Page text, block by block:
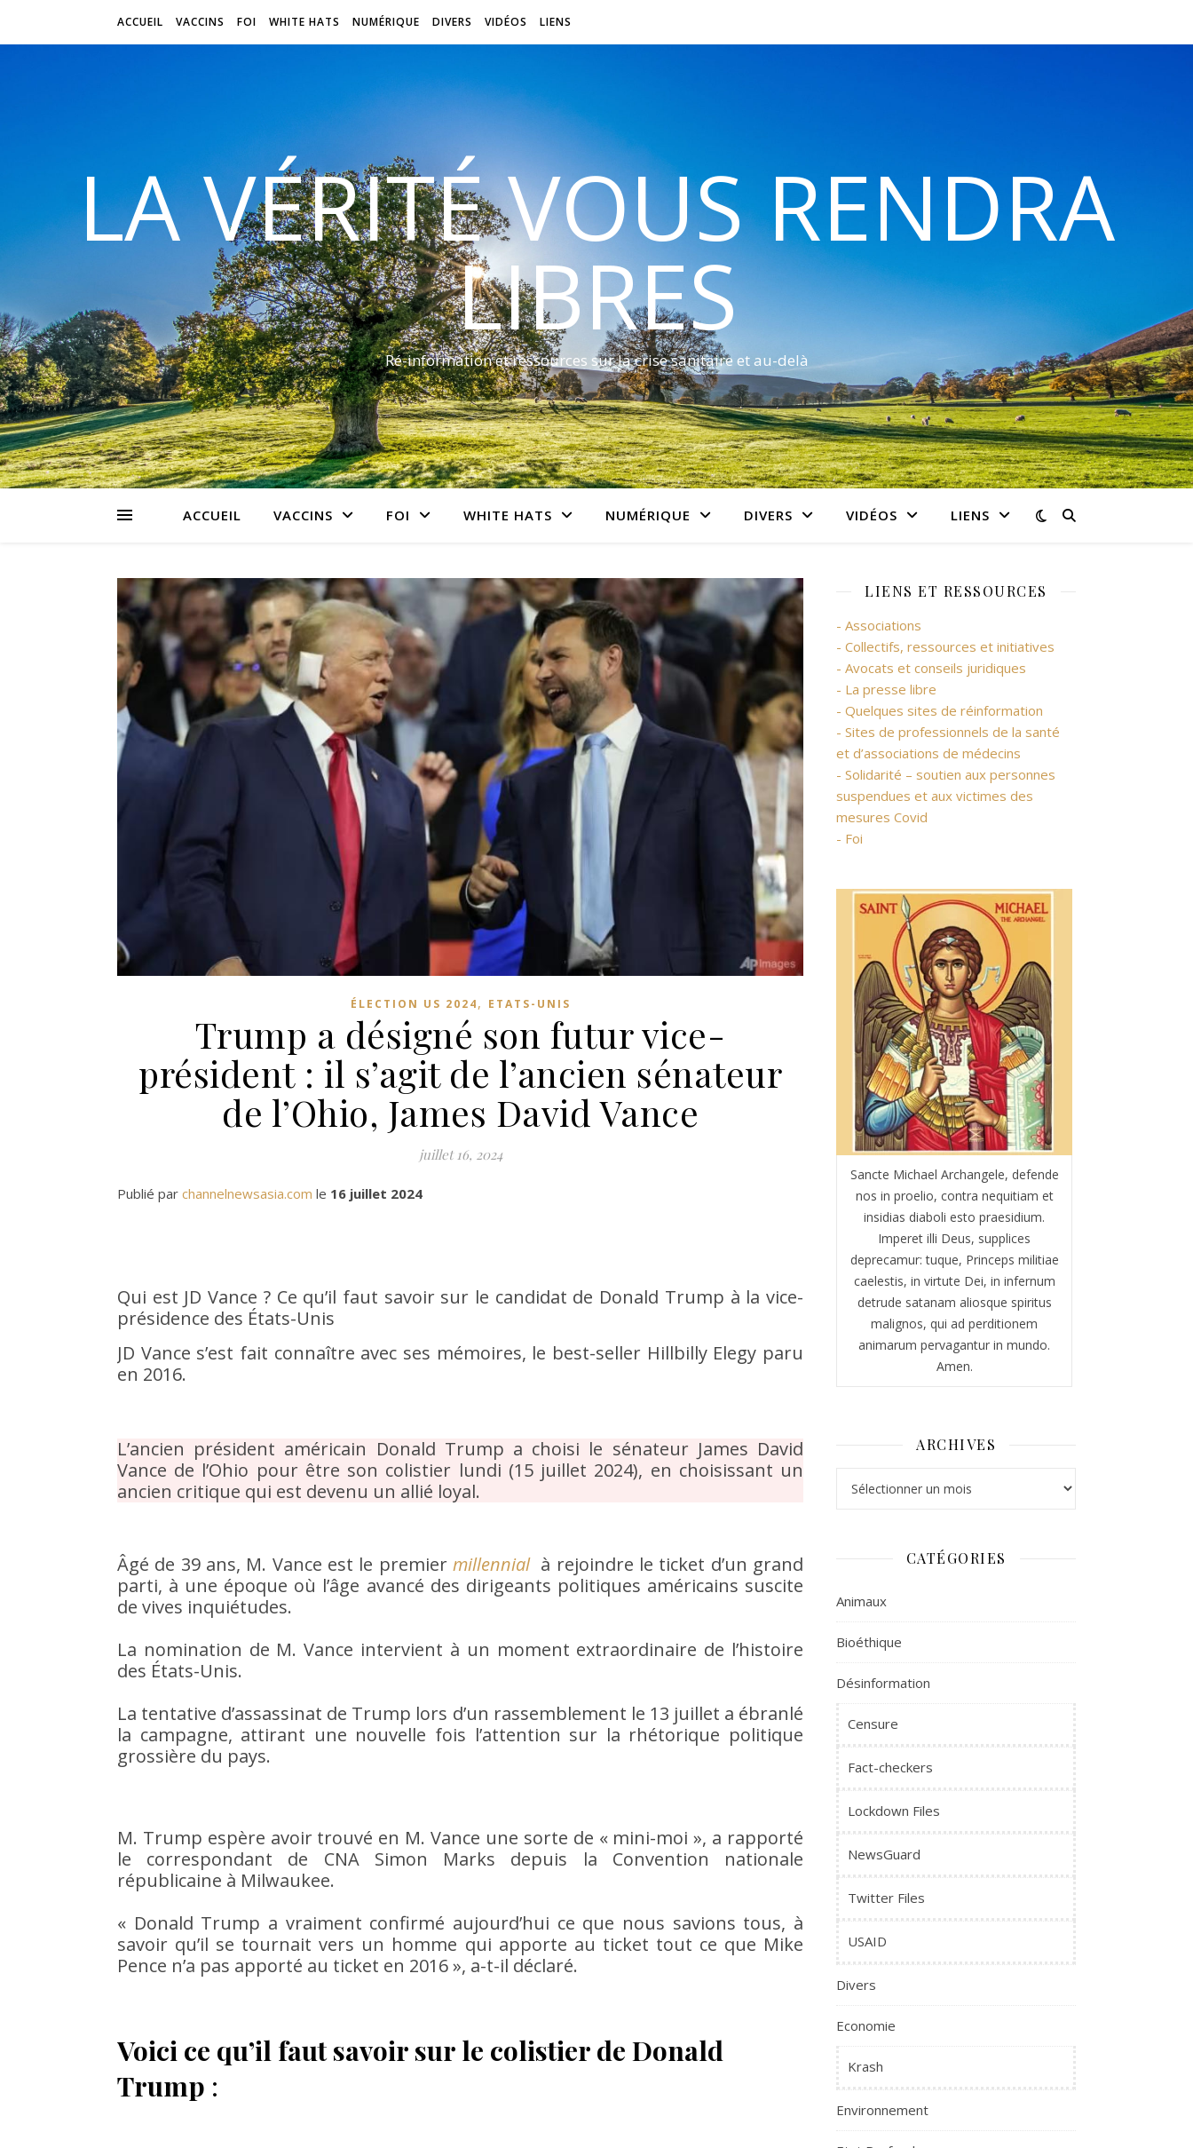
ACCUEIL VACCINS FOI WHITE HATS NUMÉRIQUE DIVERS VIDÉOS LIENS
LA VÉRITÉ VOUS RENDRA
LIBRES
Ré-information et ressources sur la crise sanitaire et au-delà
ACCUEIL VACCINS FOI WHITE HATS NUMÉRIQUE DIVERS VIDÉOS LIENS
ÉLECTION US 2024, ETATS-UNIS
Trump a désigné son futur vice-
président : il s’agit de l’ancien sénateur
de l’Ohio, James David Vance
juillet 16, 2024
Publié par channelnewsasia.com le 16 juillet 2024
Qui est JD Vance ? Ce qu’il faut savoir sur le candidat de Donald Trump à la vice-
présidence des États-Unis
JD Vance s’est fait connaître avec ses mémoires, le best-seller Hillbilly Elegy paru
en 2016.
L’ancien président américain Donald Trump a choisi le sénateur James David
Vance de l’Ohio pour être son colistier lundi (15 juillet 2024), en choisissant un
ancien critique qui est devenu un allié loyal.
Âgé de 39 ans, M. Vance est le premier millennialà rejoindre le ticket d’un grand
parti, à une époque où l’âge avancé des dirigeants politiques américains suscite
de vives inquiétudes.
La nomination de M. Vance intervient à un moment extraordinaire de l’histoire
des États-Unis.
La tentative d’assassinat de Trump lors d’un rassemblement le 13 juillet a ébranlé
la campagne, attirant une nouvelle fois l’attention sur la rhétorique politique
grossière du pays.
M. Trump espère avoir trouvé en M. Vance une sorte de « mini-moi », a rapporté
le correspondant de CNA Simon Marks depuis la Convention nationale
républicaine à Milwaukee.
« Donald Trump a vraiment confirmé aujourd’hui ce que nous savions tous, à
savoir qu’il se tournait vers un homme qui apporte au ticket tout ce que Mike
Pence n’a pas apporté au ticket en 2016 », a-t-il déclaré.
Voici ce qu’il faut savoir sur le colistier de Donald
Trump :
LIENS ET RESSOURCES
- Associations
- Collectifs, ressources et initiatives
- Avocats et conseils juridiques
- La presse libre
- Quelques sites de réinformation
- Sites de professionnels de la santé
et d’associations de médecins
- Solidarité – soutien aux personnes
suspendues et aux victimes des
mesures Covid
- Foi
Sancte Michael Archangele, defende
nos in proelio, contra nequitiam et
insidias diaboli esto praesidium.
Imperet illi Deus, supplices
deprecamur: tuque, Princeps militiae
caelestis, in virtute Dei, in infernum
detrude satanam aliosque spiritus
malignos, qui ad perditionem
animarum pervagantur in mundo.
Amen.
ARCHIVES
CATÉGORIES
Animaux
Bioéthique
Désinformation
Censure
Fact-checkers
Lockdown Files
NewsGuard
Twitter Files
USAID
Divers
Economie
Krash
Environnement